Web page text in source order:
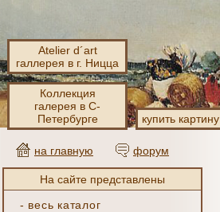
Atelier d´art
галлерея в г. Ницца
Коллекция
галерея в С-
Петербурге
купить картину
на главную форум
На сайте представлены
- весь каталог